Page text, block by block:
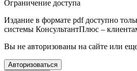
Ограничение доступа
Издание в формате pdf доступно
системы КонсультантПлюс –
Вы не авторизованы на сайте или
Авторизоваться